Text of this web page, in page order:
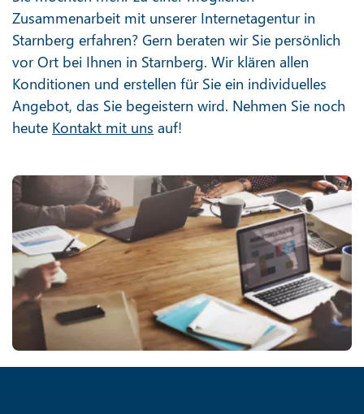
Zusammenarbeit mit unserer Internetagentur in
Starnberg erfahren? Gern beraten wir Sie persönlich
vor Ort bei Ihnen in Starnberg. Wir klären allen
Konditionen und erstellen für Sie ein individuelles
Angebot, das Sie begeistern wird. Nehmen Sie noch
heute Kontakt mit uns auf!